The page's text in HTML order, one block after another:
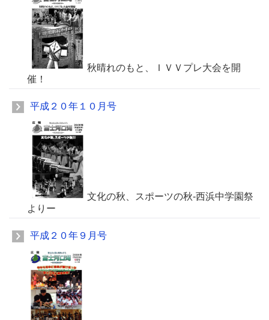
秋晴れのもと、ＩＶＶプレ大会を開
催！
平成２０年１０月号
文化の秋、スポーツの秋-西浜中学園祭
よりー
平成２０年９月号